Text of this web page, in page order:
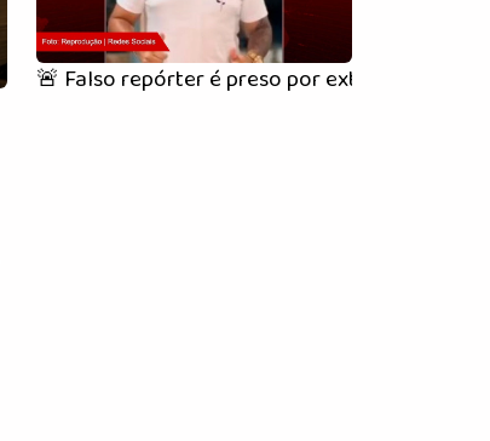
🚨 Falso repórter é preso por extorsão em